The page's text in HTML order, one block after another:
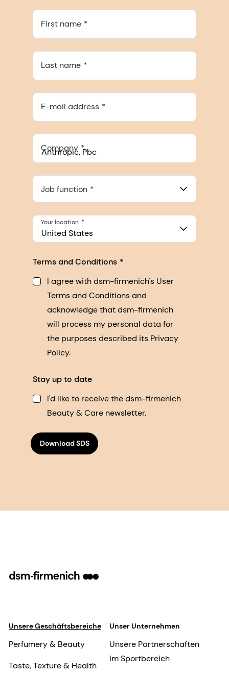
First name
Last name
E-mail address
Company
548 Market St Pmb 90375, San Francisco, California, US
Job function
United States
Your location
Terms and Conditions
I agree with dsm-firmenich's User
Terms and Conditions and
acknowledge that dsm-firmenich
will process my personal data for
the purposes described its Privacy
Policy.
Stay up to date
I'd like to receive the dsm-firmenich
Beauty & Care newsletter.
Download SDS
Unsere Geschäftsbereiche
Perfumery & Beauty
Taste, Texture & Health
Unser Unternehmen
Unsere Partnerschaften
im Sportbereich